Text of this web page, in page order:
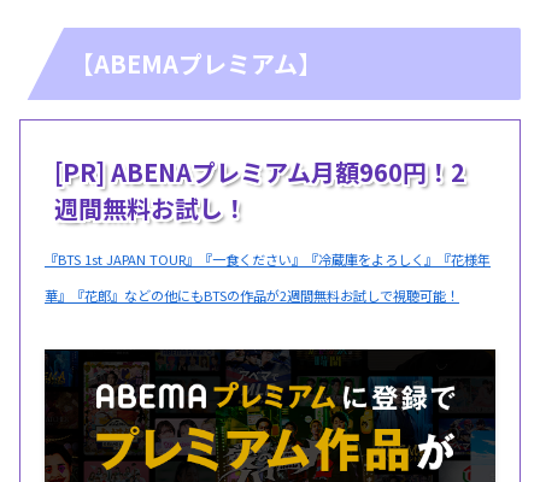
【ABEMAプレミアム】
[PR] ABENAプレミアム月額960円！2
週間無料お試し！
『BTS 1st JAPAN TOUR』『一食ください』『冷蔵庫をよろしく』『花様年
華』『花郎』などの他にもBTSの作品が2週間無料お試しで視聴可能！